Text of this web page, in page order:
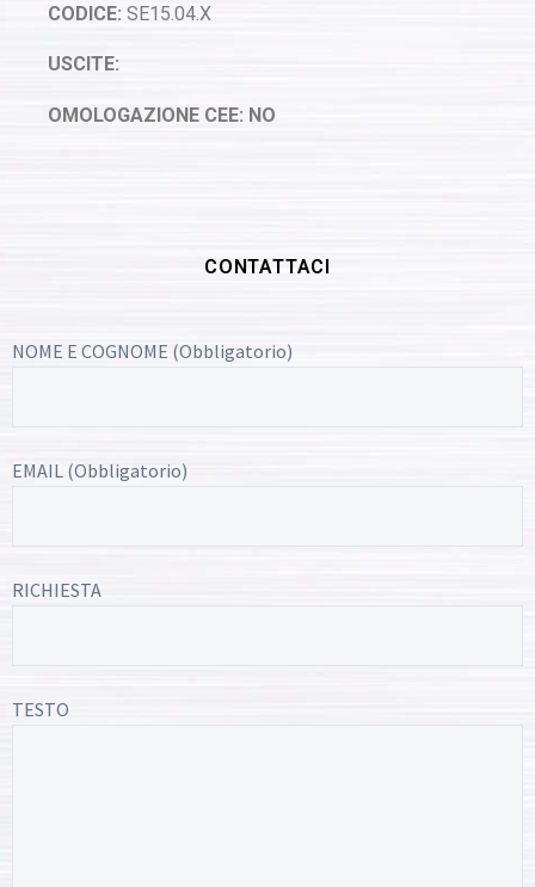
CODICE: SE15.04.X
USCITE:
OMOLOGAZIONE CEE: NO
CONTATTACI
NOME E COGNOME (Obbligatorio)
EMAIL (Obbligatorio)
RICHIESTA
TESTO